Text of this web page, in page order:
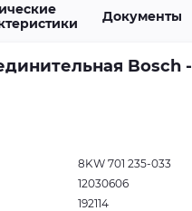
Документы
Bosch -
8KW 701 235-033
12030606
192114